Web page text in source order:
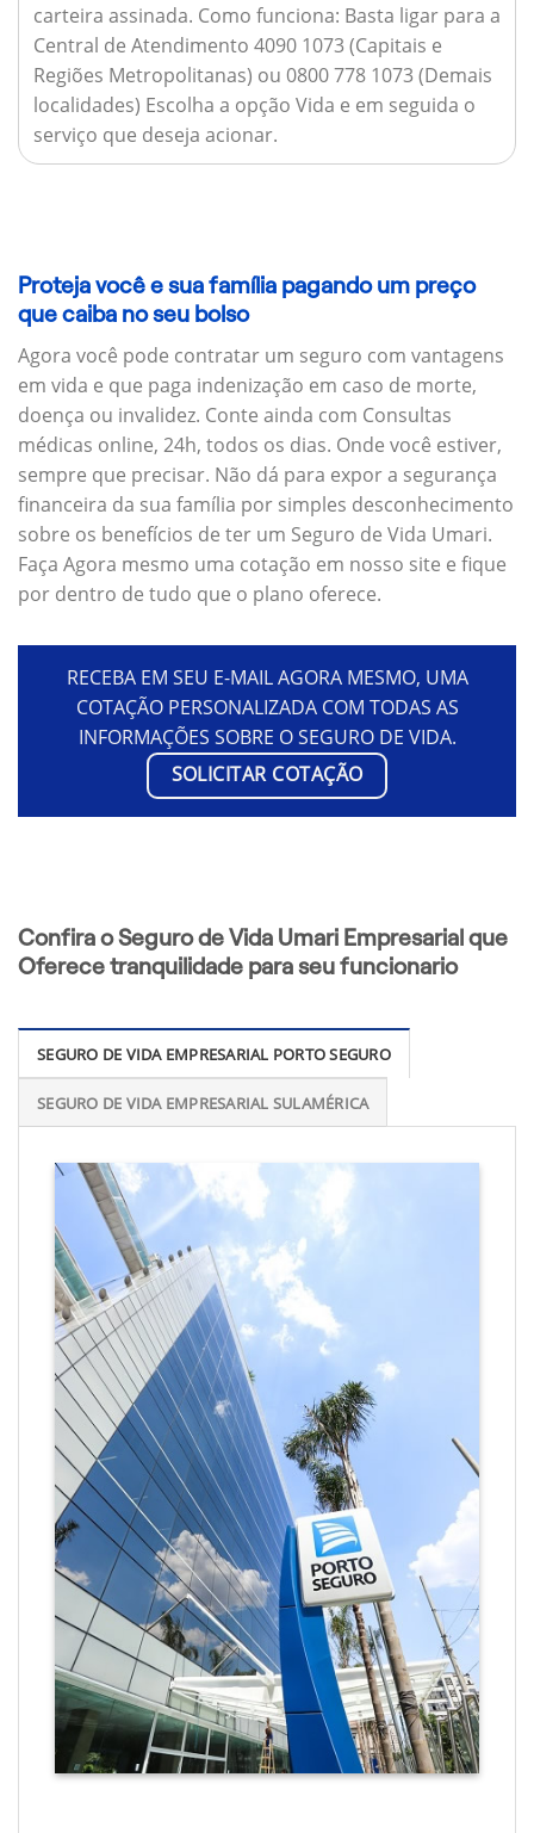
carteira assinada. Como funciona: Basta ligar para a
Central de Atendimento 4090 1073 (Capitais e
Regiões Metropolitanas) ou 0800 778 1073 (Demais
localidades) Escolha a opção Vida e em seguida o
serviço que deseja acionar.
Proteja você e sua família pagando um preço
que caiba no seu bolso
Agora você pode contratar um seguro com vantagens
em vida e que paga indenização em caso de morte,
doença ou invalidez. Conte ainda com Consultas
médicas online, 24h, todos os dias. Onde você estiver,
sempre que precisar. Não dá para expor a segurança
financeira da sua família por simples desconhecimento
sobre os benefícios de ter um Seguro de Vida Umari.
Faça Agora mesmo uma cotação em nosso site e fique
por dentro de tudo que o plano oferece.
RECEBA EM SEU E-MAIL AGORA MESMO, UMA
COTAÇÃO PERSONALIZADA COM TODAS AS
INFORMAÇÕES SOBRE O SEGURO DE VIDA.
SOLICITAR COTAÇÃO
Confira o Seguro de Vida Umari Empresarial que
Oferece tranquilidade para seu funcionario
SEGURO DE VIDA EMPRESARIAL PORTO SEGURO
SEGURO DE VIDA EMPRESARIAL SULAMÉRICA